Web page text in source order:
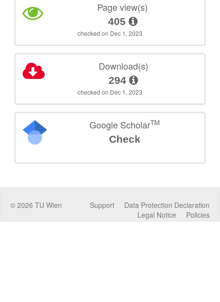
Page view(s)
405
checked on Dec 1, 2023
Download(s)
294
checked on Dec 1, 2023
Google ScholarTM
Check
© 2026 TU Wien Data Protection Declaration
Support
Policies
Legal Notice